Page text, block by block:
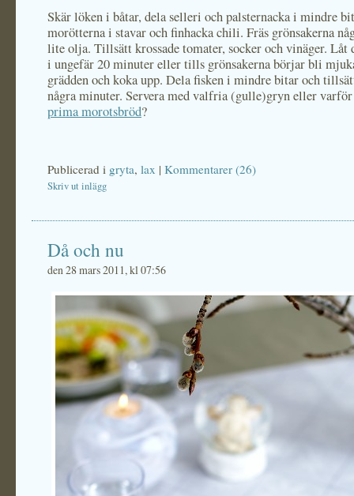
Skär löken i båtar, dela selleri och palsternacka i mindre
morötterna i stavar och finhacka chili. Fräs grönsakerna
lite olja. Tillsätt krossade tomater, socker och vinäger. Låt
i ungefär 20 minuter eller tills grönsakerna börjar bli
grädden och koka upp. Dela fisken i mindre bitar och
några minuter. Servera med valfria (gulle)gryn eller
prima morotsbröd?
Publicerad i gryta, lax | Kommentarer (26)
Skriv ut inlägg
Då och nu
den 28 mars 2011, kl 07:56